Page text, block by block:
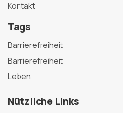
Kontakt
Tags
Barrierefreiheit
Barrierefreiheit
Leben
Nützliche Links